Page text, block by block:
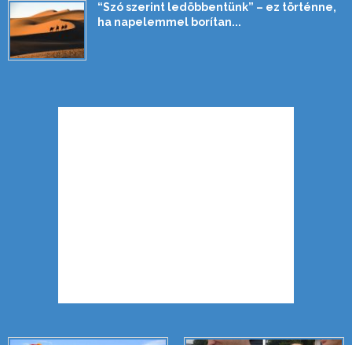
“Szó szerint ledöbbentünk” – ez történne,
ha napelemmel borítan...